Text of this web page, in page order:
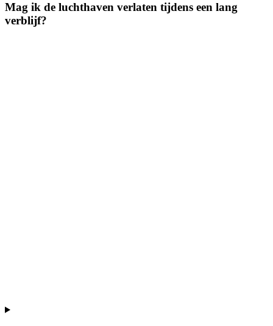
Mag ik de luchthaven verlaten tijdens een lang
verblijf?